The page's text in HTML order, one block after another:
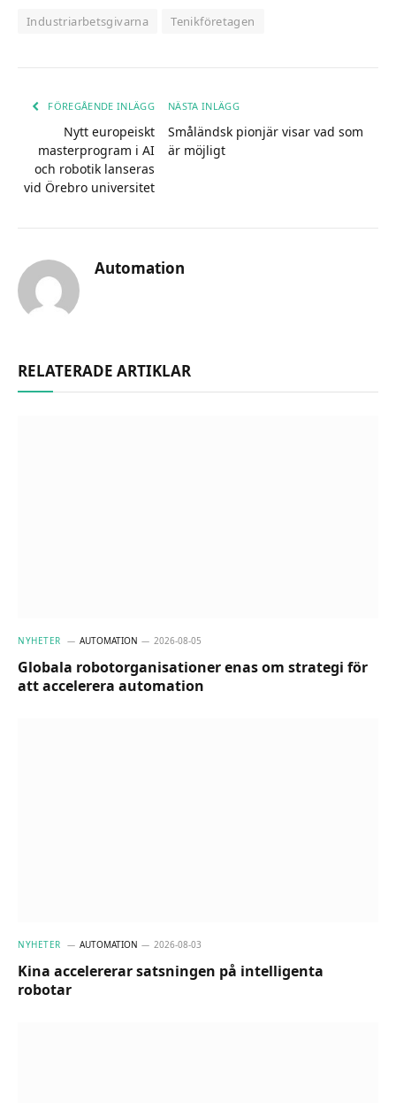
Industriarbetsgivarna Tenikföretagen
FÖREGÅENDE INLÄGG
Nytt europeiskt
masterprogram i AI
och robotik lanseras
vid Örebro universitet
NÄSTA INLÄGG
Småländsk pionjär visar vad som
är möjligt
Automation
RELATERADE ARTIKLAR
NYHETER AUTOMATION 2026-08-05
Globala robotorganisationer enas om strategi för
att accelerera automation
NYHETER AUTOMATION 2026-08-03
Kina accelererar satsningen på intelligenta
robotar